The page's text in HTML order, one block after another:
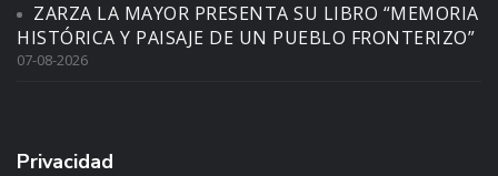
ZARZA LA MAYOR PRESENTA SU LIBRO “MEMORIA
HISTÓRICA Y PAISAJE DE UN PUEBLO FRONTERIZO”
07-08-2026
Privacidad